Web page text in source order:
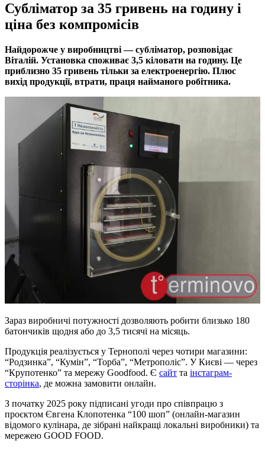
Субліматор за 35 гривень на годину і
ціна без компромісів
Найдорожче у виробництві — субліматор, розповідає
Віталій. Установка споживає 3,5 кіловати на годину. Це
приблизно 35 гривень тільки за електроенергію. Плюс
вихід продукції, втрати, праця найманого робітника.
Зараз виробничі потужності дозволяють робити близько 180
батончиків щодня або до 3,5 тисячі на місяць.
Продукція реалізується у Тернополі через чотири магазини:
“Родзинка”, “Кумін”, “Торба”, “Метрополіс”. У Києві — через
“Крупотенко” та мережу Goodfood. Є сайт та інстаграм-
сторінка, де можна замовити онлайн.
З початку 2025 року підписані угоди про співпрацю з
проєктом Євгена Клопотенка “100 шоп” (онлайн-магазин
відомого кулінара, де зібрані найкращі локальні виробники) та
мережею GOOD FOOD.